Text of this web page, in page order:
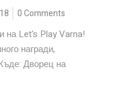
0 Comments
на Let's Play Varna!
награди,
Дворец на